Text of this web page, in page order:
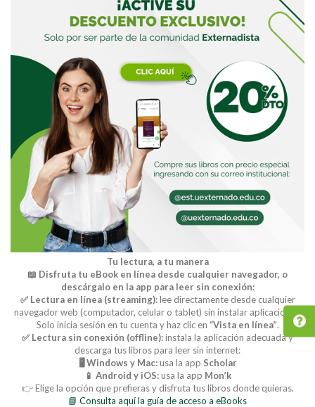
Tu lectura, a tu manera
📖 Disfruta tu eBook en línea desde cualquier navegador, o
descárgalo en la app para leer sin conexión:
✅ Lectura en línea (streaming):lee directamente desde cualquier
navegador web (computador, celular o tablet) sin instalar aplicaciones.
Solo inicia sesión en tu cuenta y haz clic en “Vista en línea”.
✅ Lectura sin conexión (offline):instala la aplicación adecuada y
descarga tus libros para leer sin internet:
🖥️ Windows y Mac:usa la app Scholar
📱 Android y iOS:usa la app Mon’k
👉 Elige la opción que prefieras y disfruta tus libros donde quieras.
📘 Consulta aquí la guía de acceso a eBooks